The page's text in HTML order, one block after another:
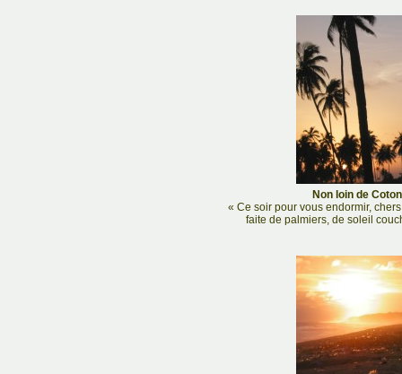
Non loin de
« Ce soir pour vous endormir,
faite de palmiers, de soleil